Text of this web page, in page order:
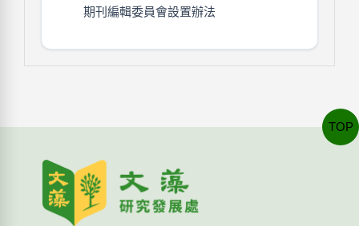
期刊編輯委員會設置辦法
TOP